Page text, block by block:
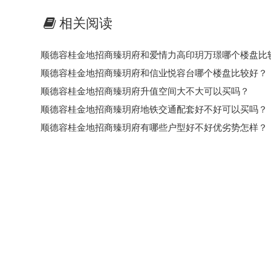
相关阅读
顺德容桂金地招商臻玥府和爱情力高印玥万璟​哪个楼盘比
顺德容桂金地招商臻玥府和信业悦容台​哪个楼盘比较好？
顺德容桂金地招商臻玥府升值空间大不大可以买吗？
顺德容桂金地招商臻玥府​地铁交通配套好不好可以买吗？
顺德容桂金地招商臻玥府​有哪些户型好不好优劣势怎样？